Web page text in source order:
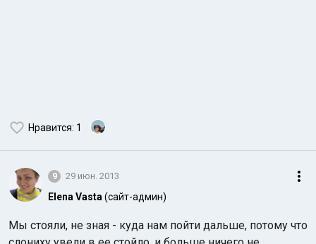
Нравится: 1
9 29 июн. 2013
Elena Vasta (сайт-админ)
Мы стояли, не зная - куда нам пойти дальше, потому что